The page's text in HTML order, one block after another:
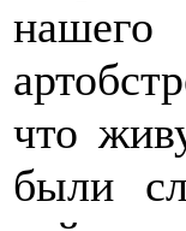
нашего
что
были